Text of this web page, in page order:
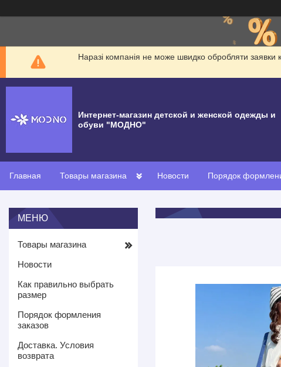
Наразі компанія не може швидко обробляти заявки
Интернет-магазин детской и женской одежды и
обуви "МОДНО"
Главная Товары магазина Новости Порядок
Товары магазина
Новости
Как правильно выбрать
размер
Порядок формления
заказов
Доставка. Условия
возврата